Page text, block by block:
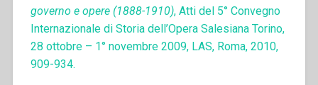
governo e opere (1888-1910), Atti del 5° Convegno
Internazionale di Storia dell’Opera Salesiana Torino,
28 ottobre – 1° novembre 2009, LAS, Roma, 2010,
909-934.